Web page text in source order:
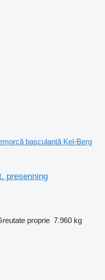
basculantă Kel-Berg
presenning
proprie 7.960 kg